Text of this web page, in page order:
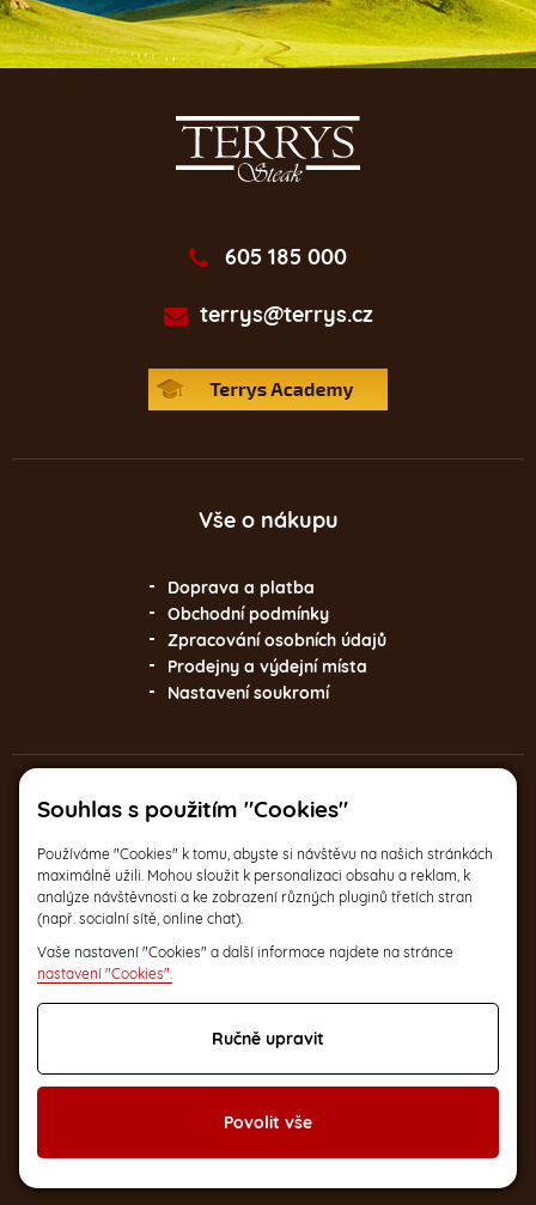
Souhlas s použitím "Cookies"
Používáme "Cookies" k tomu, abyste si návštěvu na našich stránkách
maximálně užili. Mohou sloužit k personalizaci obsahu a reklam, k
analýze návštěvnosti a ke zobrazení různých pluginů třetích stran
(např. socialní sítě, online chat).
Vaše nastavení "Cookies" a další informace najdete na stránce
nastavení "Cookies".
Ručně upravit
Povolit vše
605 185 000
terrys@terrys.cz
Vše o nákupu
Doprava a platba
Obchodní podmínky
Zpracování osobních údajů
Prodejny a výdejní místa
Nastavení soukromí
Kde zakoupíte naše produkty?
Italská 17, Praha 2
Po-Pá 9:30 – 17:30
místech v ČR